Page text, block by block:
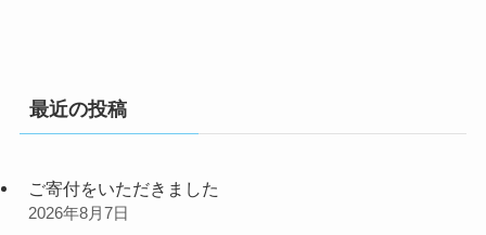
最近の投稿
ご寄付をいただきました
2026年8月7日